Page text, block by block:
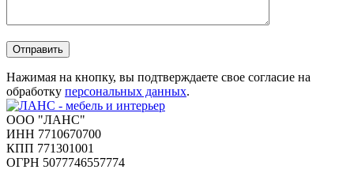
Отправить
Нажимая на кнопку, вы подтверждаете свое согласие на
обработку персональных данных.
ООО "ЛАНС"
ИНН 7710670700
КПП 771301001
ОГРН 5077746557774